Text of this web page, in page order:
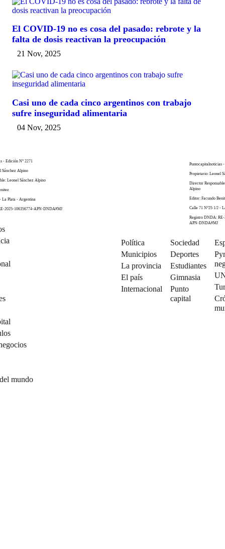
El COVID-19 no es cosa del pasado: rebrote y la
falta de dosis reactivan la preocupación
21 Nov, 2025
Casi uno de cada cinco argentinos con trabajo
sufre inseguridad alimentaria
04 Nov, 2025
- Edición N° 2271
Sánchez Alpino
Leonel Sánchez Alpino
La Plata - Argentina
2025-106356774-APN-DNDA#MJ
mundo
Puntocapitalnoticias
Propietario: Leonel
Director
Alpino
Editor: Facundo
Calle 71 N°25 1/2 -
Registro DNDA: RE-
APN-DNDA#MJ
Política
Municipios
La provincia
El país
Internacional
Sociedad
Deportes
Estudiantes
Gimnasia
Punto
capital